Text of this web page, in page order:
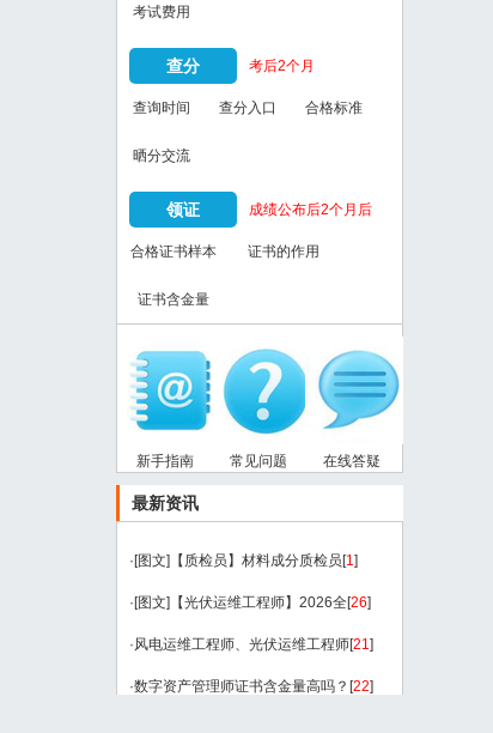
考试费用
查分 考后2个月
查询时间 查分入口 合格标准
晒分交流
领证 成绩公布后2个月后
合格证书样本 证书的作用
证书含金量
新手指南 常见问题 在线答疑
最新资讯
·[图文] 【质检员】材料成分质检员[1]
·[图文] 【光伏运维工程师】2026全[26]
· 风电运维工程师、光伏运维工程师[21]
·数字资产管理师证书含金量高吗？[22]